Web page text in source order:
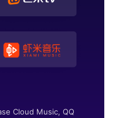
Cloud Music, QQ